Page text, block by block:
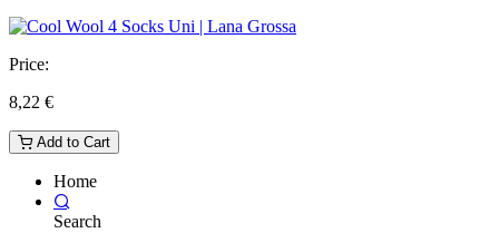
Price:
8,22 €
Add to Cart
Home
Search